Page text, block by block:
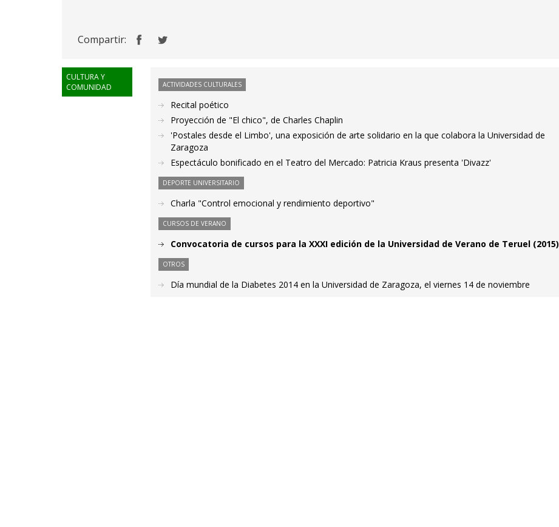
Compartir:
CULTURA Y
COMUNIDAD
ACTIVIDADES CULTURALES
Recital poético
Proyección de "El chico", de Charles Chaplin
'Postales desde el Limbo', una exposición de arte solidario en la que colabora la Universidad de
Zaragoza
Espectáculo bonificado en el Teatro del Mercado: Patricia Kraus presenta 'Divazz'
DEPORTE UNIVERSITARIO
Charla "Control emocional y rendimiento deportivo"
CURSOS DE VERANO
Convocatoria de cursos para la XXXI edición de la Universidad de Verano de Teruel (2015)
OTROS
Día mundial de la Diabetes 2014 en la Universidad de Zaragoza, el viernes 14 de noviembre